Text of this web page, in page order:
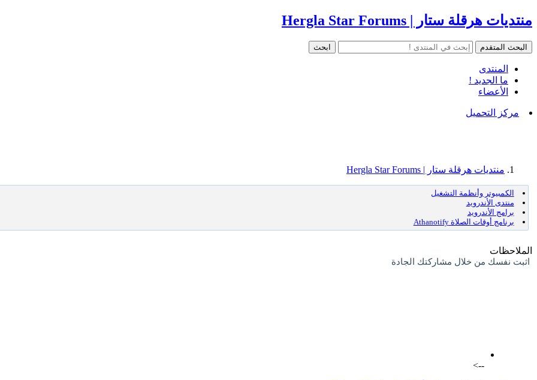
منتديات هرقلة ستار | Hergla Star Forums
المنتدى
ما الجديد !
الأعضاء
مركز التحميل
منتديات هرقلة ستار | Hergla Star Forums
الكمبيوتر وأنظمة التشغيل
منتدى الأندرويد
برامج الأندرويد
برنامج أوقات الصلاة Athanotify
الملاحظات
اثبت نفسك من خلال مشاركتك الجادة
-->